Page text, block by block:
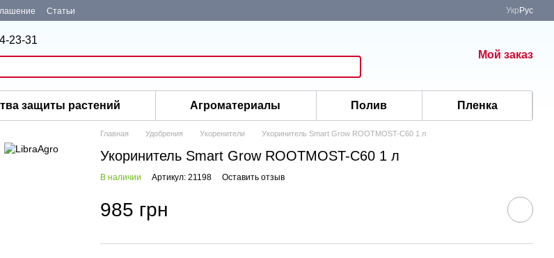
Статьи Укр Рус
23-31
Мой заказ
защиты растений Агроматериалы Полив Пленка
Главная Удобрения Укоренители Укоринитель Smart Grow ROOTMOST-С60 1 л
Укоринитель Smart Grow ROOTMOST-С60 1 л
В наличии Артикул: 21198 Оставить отзыв
985 грн